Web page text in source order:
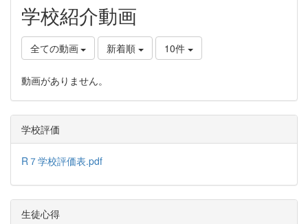
学校紹介動画
全ての動画 新着順 10件
動画がありません。
学校評価
R７学校評価表.pdf
生徒心得